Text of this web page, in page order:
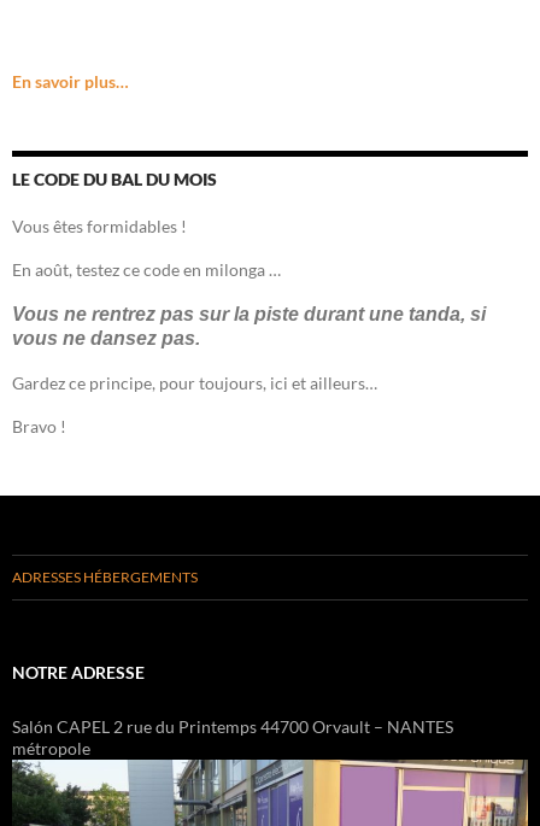
En savoir plus…
LE CODE DU BAL DU MOIS
Vous êtes formidables !
En août, testez ce code en milonga …
Vous ne rentrez pas sur la piste durant une tanda, si
vous ne dansez pas.
Gardez ce principe, pour toujours, ici et ailleurs…
Bravo !
ADRESSES HÉBERGEMENTS
NOTRE ADRESSE
Salón CAPEL 2 rue du Printemps 44700 Orvault – NANTES
métropole